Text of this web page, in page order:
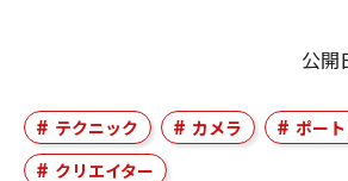
公開
テクニック カメラ ポー
クリエイター